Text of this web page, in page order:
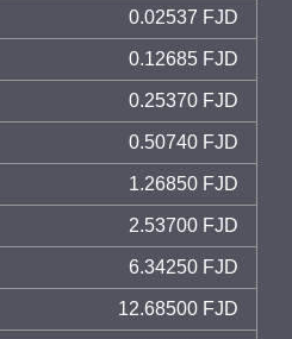
0.02537 FJD
0.12685 FJD
0.25370 FJD
0.50740 FJD
1.26850 FJD
2.53700 FJD
6.34250 FJD
12.68500 FJD